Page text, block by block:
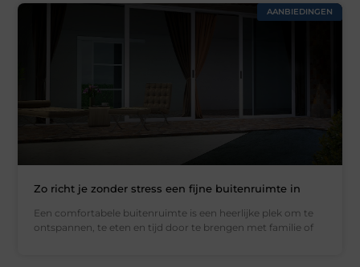
AANBIEDINGEN
Zo richt je zonder stress een fijne buitenruimte in
Een comfortabele buitenruimte is een heerlijke plek om te
ontspannen, te eten en tijd door te brengen met familie of